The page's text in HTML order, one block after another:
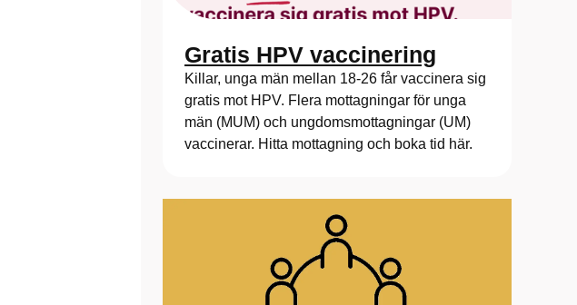
Gratis HPV vaccinering
Killar, unga män mellan 18-26 får vaccinera sig
gratis mot HPV. Flera mottagningar för unga
män (MUM) och ungdomsmottagningar (UM)
vaccinerar. Hitta mottagning och boka tid här.